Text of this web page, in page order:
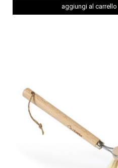
aggiungi al carrello